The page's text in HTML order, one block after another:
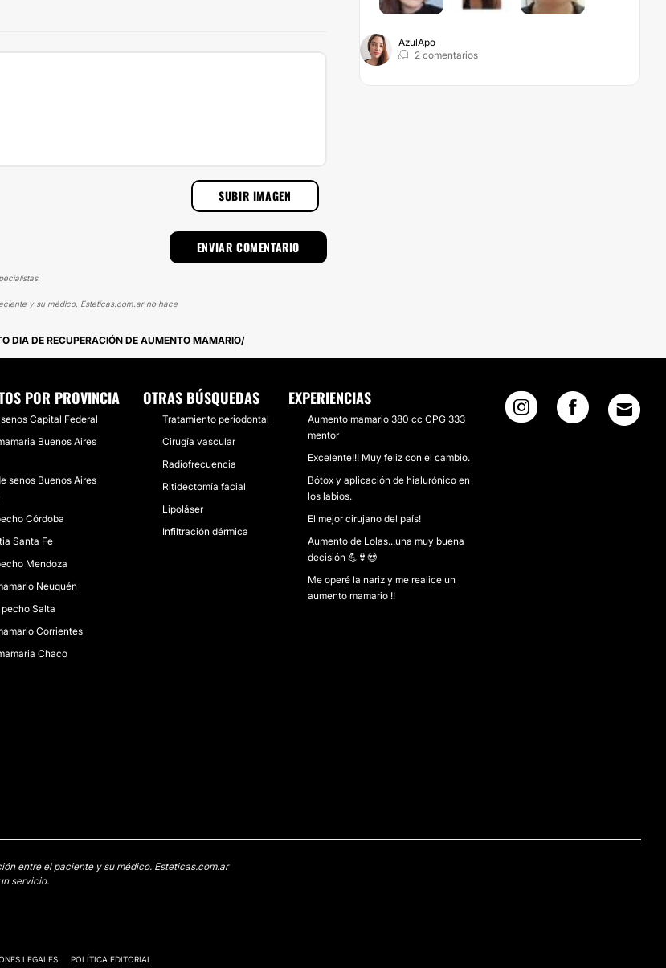
SUBIR IMAGEN
AzulApo
2 comentarios
y su médico. Esteticas.com.ar no hace
DIA DE RECUPERACIÓN DE AUMENTO MAMARIO
POR PROVINCIA
Capital Federal
Buenos Aires
senos Buenos Aires
Córdoba
Santa Fe
Mendoza
Neuquén
Salta
Corrientes
Chaco
OTRAS BÚSQUEDAS
Tratamiento periodontal
Cirugía vascular
Radiofrecuencia
Ritidectomía facial
Lipoláser
Infiltración dérmica
EXPERIENCIAS
Aumento mamario 380 cc CPG 333
mentor
Excelente!!! Muy feliz con el cambio.
Bótox y aplicación de hialurónico en
los labios.
El mejor cirujano del país!
Aumento de Lolas...una muy buena
decisión 💪👙😍
Me operé la nariz y me realice un
aumento mamario !!
entre el paciente y su médico. Esteticas.com.ar
servicio.
LEGALES POLÍTICA EDITORIAL